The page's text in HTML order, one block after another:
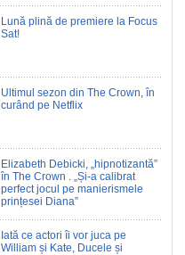
Lună plină de premiere la Focus
Sat!
Ultimul sezon din The Crown, în
curând pe Netflix
Elizabeth Debicki, „hipnotizantă”
în The Crown . „Și-a calibrat
perfect jocul pe manierismele
prințesei Diana”
Iată ce actori îi vor juca pe
William și Kate, Ducele și